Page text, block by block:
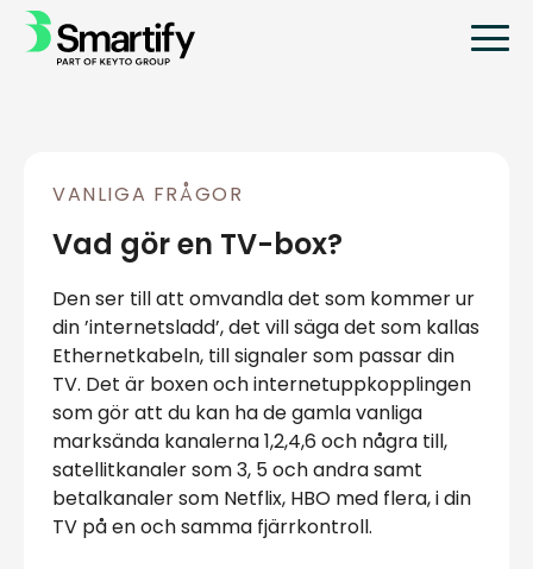
VANLIGA FRÅGOR
Vad gör en TV-box?
Den ser till att omvandla det som kommer ur
din ’internetsladd’, det vill säga det som kallas
Ethernetkabeln, till signaler som passar din
TV. Det är boxen och internetuppkopplingen
som gör att du kan ha de gamla vanliga
marksända kanalerna 1,2,4,6 och några till,
satellitkanaler som 3, 5 och andra samt
betalkanaler som Netflix, HBO med flera, i din
TV på en och samma fjärrkontroll.